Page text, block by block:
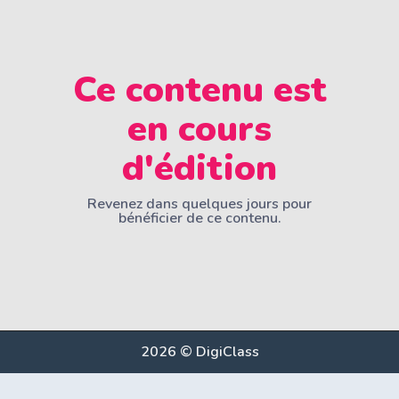
Ce contenu est
en cours
d'édition
Revenez dans quelques jours pour
bénéficier de ce contenu.
2026 © DigiClass